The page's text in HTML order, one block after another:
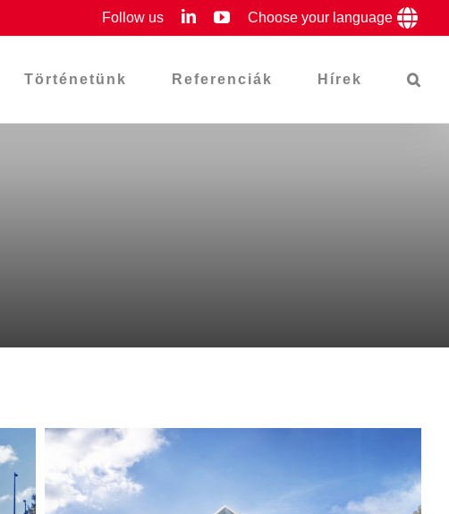
Follow us LinkedInYouTube
Choose your language
Történetünk Referenciák Hírek